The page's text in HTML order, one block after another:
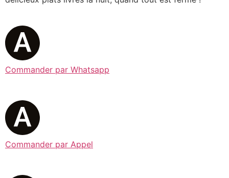
Commander par Whatsapp
Commander par Appel